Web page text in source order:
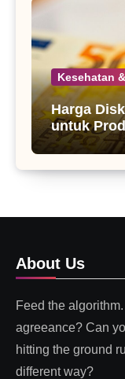
Kesehatan
Harga
untuk
About Us
Feed the
agreeance? Can
hitting the ground
different way?